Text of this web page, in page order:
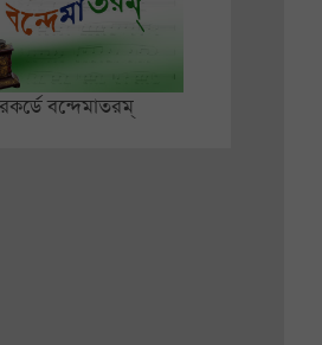
বন্দেমাতরম্